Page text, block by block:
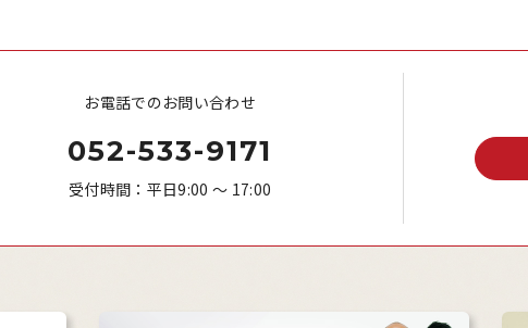
お電話でのお問い合わせ
052-533-9171
受付時間：平日9:00 ～ 17:00